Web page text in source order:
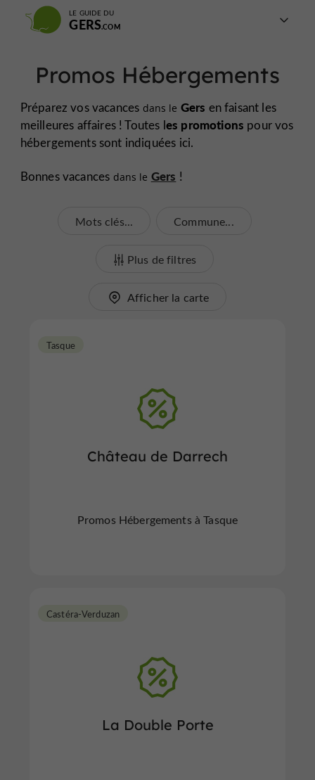
LE GUIDE DU
GERS
Promos Hébergements
Préparez vos vacances dans le Gers en faisant les
meilleures affaires ! Toutes les promotions pour vos
hébergements sont indiquées ici.
Bonnes vacances dans le Gers !
Mots clés... Commune...
Plus de filtres
Afficher la carte
Château de Darrech
Tasque
Promos Hébergements à Tasque
La Double Porte
Castéra-Verduzan